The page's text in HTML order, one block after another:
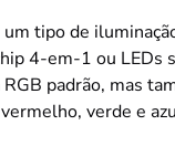
um tipo de
4-em-1 ou LEDs
padrão, mas
verde e